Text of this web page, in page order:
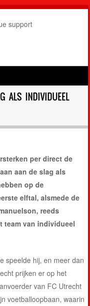
ALS INDIVIDUEEL
per direct de
aan de slag als
op de
elftal, alsmede de
reeds
team van individueel
speelde hij, en meer dan
prijken er op het
van FC Utrecht
voetballoopbaan, waarin